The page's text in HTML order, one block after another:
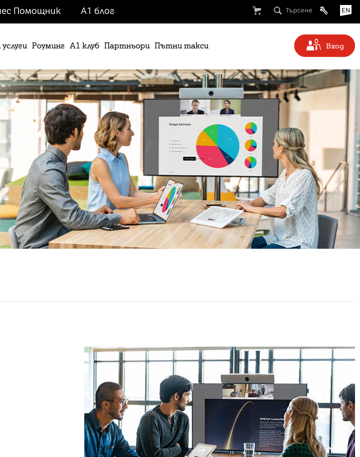
Помощник A1 блог Търсене EN
Роуминг А1 клуб Партньори Пътни такси Вход